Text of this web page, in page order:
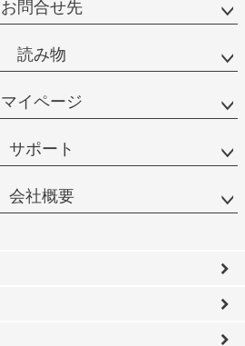
お問合せ先
読み物
マイページ
サポート
会社概要